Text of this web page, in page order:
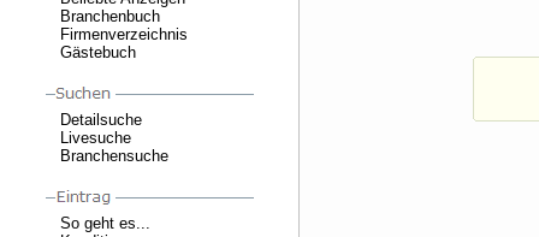
Branchenbuch
Firmenverzeichnis
Gästebuch
Detailsuche
Livesuche
Branchensuche
So geht es...